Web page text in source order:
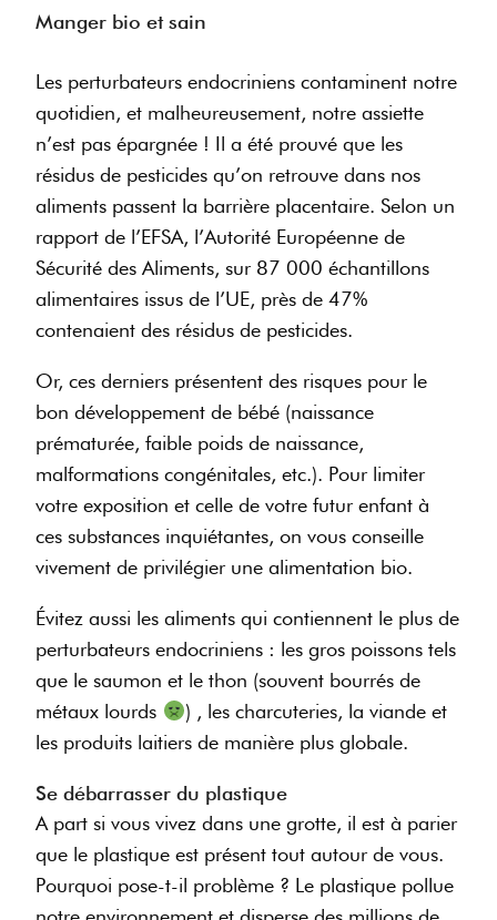
Manger bio et sain
Les perturbateurs endocriniens contaminent notre
quotidien, et malheureusement, notre assiette
n’est pas épargnée ! Il a été prouvé que les
résidus de pesticides qu’on retrouve dans nos
aliments passent la barrière placentaire. Selon un
rapport de l’EFSA, l’Autorité Européenne de
Sécurité des Aliments, sur 87 000 échantillons
alimentaires issus de l’UE, près de 47%
contenaient des résidus de pesticides.
Or, ces derniers présentent des risques pour le
bon développement de bébé (naissance
prématurée, faible poids de naissance,
malformations congénitales, etc.). Pour limiter
votre exposition et celle de votre futur enfant à
ces substances inquiétantes, on vous conseille
vivement de privilégier une alimentation bio.
Évitez aussi les aliments qui contiennent le plus de
perturbateurs endocriniens : les gros poissons tels
que le saumon et le thon (souvent bourrés de
métaux lourds
) , les charcuteries, la viande et
les produits laitiers de manière plus globale.
Se débarrasser du plastique
A part si vous vivez dans une grotte, il est à parier
que le plastique est présent tout autour de vous.
Pourquoi pose-t-il problème ? Le plastique pollue